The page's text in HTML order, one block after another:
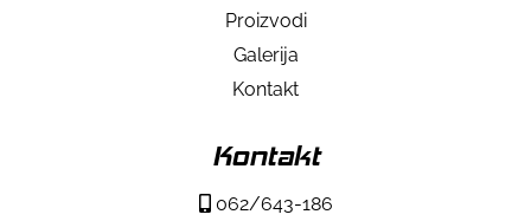
Proizvodi
Galerija
Kontakt
Kontakt
062/643-186